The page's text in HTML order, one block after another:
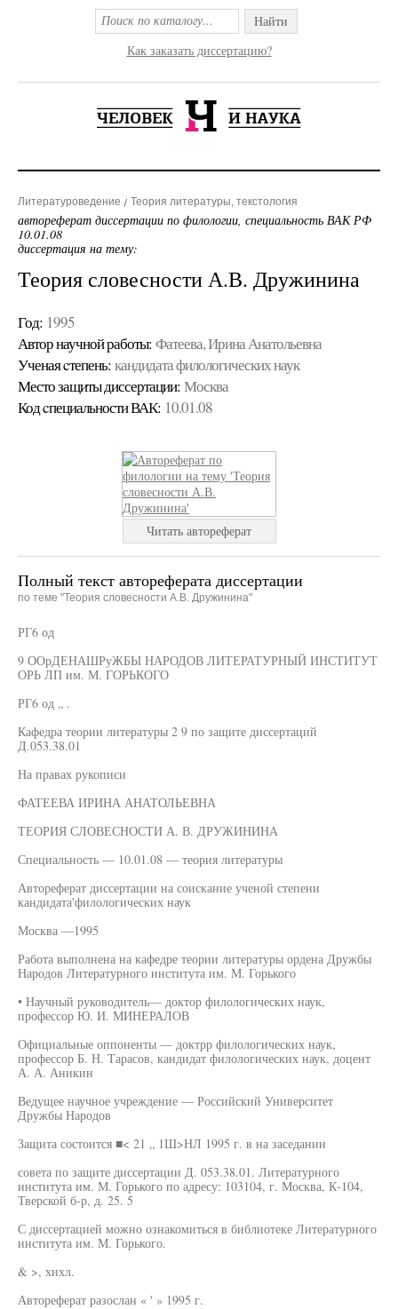
Найти
Как заказать диссертацию?
Литературоведение Теория литературы, текстология
автореферат диссертации по филологии, специальность ВАК РФ
10.01.08
диссертация на тему:
Теория словесности А.В. Дружинина
Год: 1995
Автор научной работы: Фатеева, Ирина Анатольевна
Ученая cтепень: кандидата филологических наук
Место защиты диссертации: Москва
Код cпециальности ВАК: 10.01.08
Читать автореферат
Полный текст автореферата диссертации
по теме "Теория словесности А.В. Дружинина"
РГ6 од
9 ООрДЕНАШРуЖБЫ НАРОДОВ ЛИТЕРАТУРНЫЙ ИНСТИТУТ
ОРЬ ЛП им. М. ГОРЬКОГО
РГ6 од „ .
Кафедра теории литературы 2 9 по защите диссертаций
Д.053.38.01
На правах рукописи
ФАТЕЕВА ИРИНА АНАТОЛЬЕВНА
ТЕОРИЯ СЛОВЕСНОСТИ А. В. ДРУЖИНИНА
Специальность — 10.01.08 — теория литературы
Автореферат диссертации на соискание ученой степени
кандидата'филологических наук
Москва —1995
Работа выполнена на кафедре теории литературы ордена Дружбы
Народов Литературного института им. М. Горького
• Научный руководитель— доктор филологических наук,
профессор Ю. И. МИНЕРАЛОВ
Официальные оппоненты — доктрр филологических наук,
профессор Б. Н. Тарасов, кандидат филологических наук, доцент
А. А. Аникин
Ведущее научное учреждение — Российский Университет
Дружбы Народов
Защита состоится ■< 21 „ 1Ш>НЛ 1995 г. в на заседании
совета по защите диссертации Д. 053.38.01. Литературного
института им. М. Горького по адресу: 103104, г. Москва, К-104,
Тверской б-р, д. 25. 5
С диссертацией можно ознакомиться в библиотеке Литературного
института им. М. Горького.
& >, хихл.
Автореферат разослан « ' » 1995 г.